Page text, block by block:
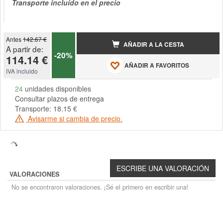
Transporte incluído en el precio
Antes142.67 €
A partir de:
114.14 €
IVA incluido
-20%
AÑADIR A LA CESTA
AÑADIR A FAVORITOS
24 unidades disponibles
Consultar plazos de entrega
Transporte: 18.15 €
Avisarme si cambia de precio.
VALORACIONES
No se encontraron valoraciones. ¡Sé el primero en escribir una!